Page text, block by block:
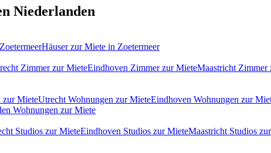
Niederlanden
ZoetermeerHäuser zur Miete in Zoetermeer
Zimmer zur MieteEindhoven Zimmer zur MieteMaastricht Zimmer
zur MieteUtrecht Wohnungen zur MieteEindhoven Wohnungen zur
Wohnungen zur Miete
Studios zur MieteEindhoven Studios zur MieteMaastricht Studios